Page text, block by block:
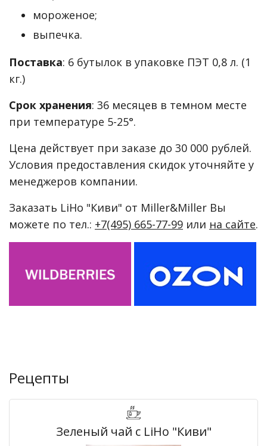
мороженое;
выпечка.
Поставка: 6 бутылок в упаковке ПЭТ 0,8 л. (1
кг.)
Срок хранения: 36 месяцев в темном месте
при температуре 5-25°.
Цена действует при заказе до 30 000 рублей.
Условия предоставления скидок уточняйте у
менеджеров компании.
Заказать LiHo "Киви" от Miller&Miller Вы
можете по тел.: +7(495) 665-77-99 или на сайте.
Рецепты
Зеленый чай с LiHo "Киви"